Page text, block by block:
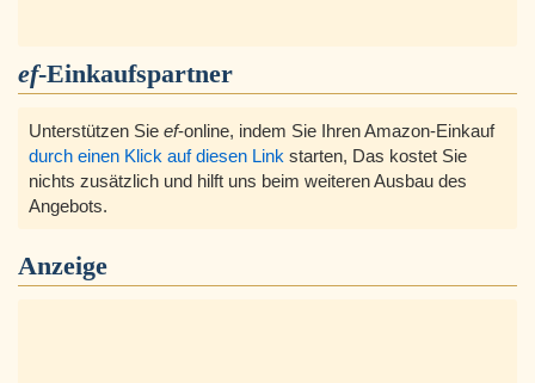
ef-Einkaufspartner
Unterstützen Sie ef-online, indem Sie Ihren Amazon-Einkauf
durch einen Klick auf diesen Link starten, Das kostet Sie
nichts zusätzlich und hilft uns beim weiteren Ausbau des
Angebots.
Anzeige